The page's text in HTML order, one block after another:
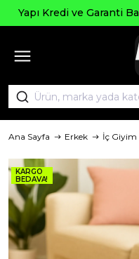
Kredi ve Garanti
Ana Sayfa Erkek İç Giyim
KARGO
BEDAVA!